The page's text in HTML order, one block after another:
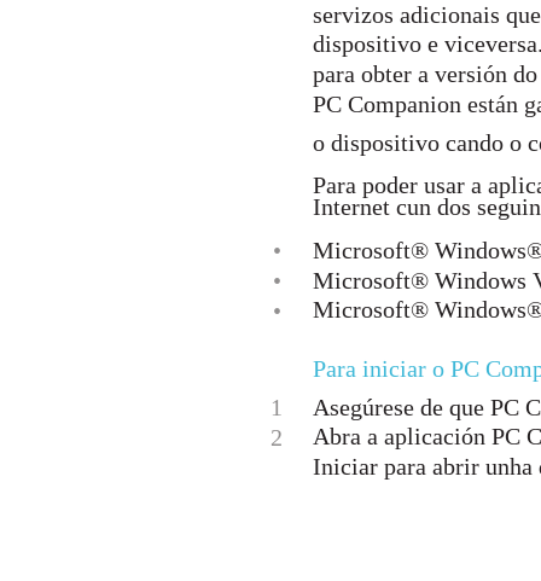
servizos adicionais
dispositivo e
para obter a versión
PC Companion están
o dispositivo cando o
Para poder usar a
Internet cun dos
•
Microsoft®
•
Microsoft® Windows
•
Microsoft® Windows®
Para iniciar o PC
1
Asegúrese de que PC
2
Abra a aplicación PC
Iniciar para abrir unha